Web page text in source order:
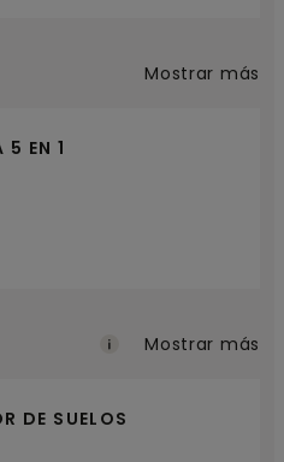
5 EN 1
Mostrar más
DE SUELOS
Mostrar más